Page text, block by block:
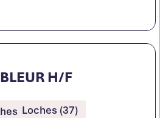
H/F
Loches (37)